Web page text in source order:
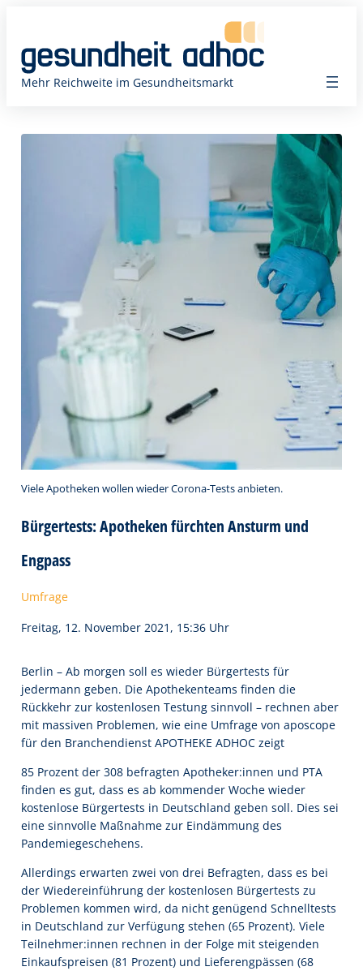
springen
Mehr Reichweite im Gesundheitsmarkt
Viele Apotheken wollen wieder Corona-Tests anbieten.
Bürgertests: Apotheken fürchten Ansturm und
Engpass
Umfrage
Freitag, 12. November 2021, 15:36 Uhr
Berlin – Ab morgen soll es wieder Bürgertests für
jedermann geben. Die Apothekenteams finden die
Rückkehr zur kostenlosen Testung sinnvoll – rechnen aber
mit massiven Problemen, wie eine Umfrage von aposcope
für den Branchendienst APOTHEKE ADHOC zeigt
85 Prozent der 308 befragten Apotheker:innen und PTA
finden es gut, dass es ab kommender Woche wieder
kostenlose Bürgertests in Deutschland geben soll. Dies sei
eine sinnvolle Maßnahme zur Eindämmung des
Pandemiegeschehens.
Allerdings erwarten zwei von drei Befragten, dass es bei
der Wiedereinführung der kostenlosen Bürgertests zu
Problemen kommen wird, da nicht genügend Schnelltests
in Deutschland zur Verfügung stehen (65 Prozent). Viele
Teilnehmer:innen rechnen in der Folge mit steigenden
Einkaufspreisen (81 Prozent) und Lieferengpässen (68